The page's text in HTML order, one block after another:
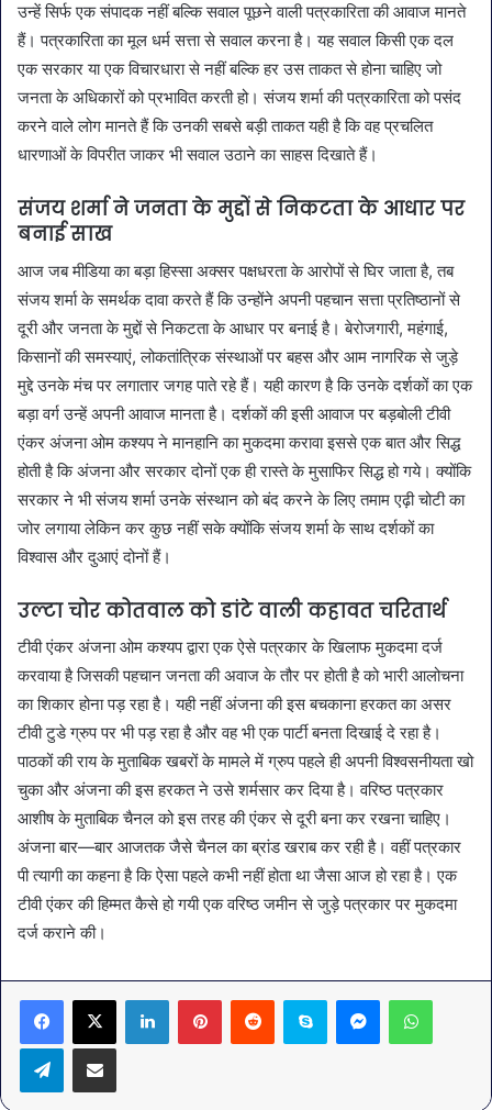
उन्हें सिर्फ एक संपादक नहीं बल्कि सवाल पूछने वाली पत्रकारिता की आवाज मानते
हैं। पत्रकारिता का मूल धर्म सत्ता से सवाल करना है। यह सवाल किसी एक दल
एक सरकार या एक विचारधारा से नहीं बल्कि हर उस ताकत से होना चाहिए जो
जनता के अधिकारों को प्रभावित करती हो। संजय शर्मा की पत्रकारिता को पसंद
करने वाले लोग मानते हैं कि उनकी सबसे बड़ी ताकत यही है कि वह प्रचलित
धारणाओं के विपरीत जाकर भी सवाल उठाने का साहस दिखाते हैं।
संजय शर्मा ने जनता के मुद्दों से निकटता के आधार पर
बनाई साख
आज जब मीडिया का बड़ा हिस्सा अक्सर पक्षधरता के आरोपों से घिर जाता है, तब
संजय शर्मा के समर्थक दावा करते हैं कि उन्होंने अपनी पहचान सत्ता प्रतिष्ठानों से
दूरी और जनता के मुद्दों से निकटता के आधार पर बनाई है। बेरोजगारी, महंगाई,
किसानों की समस्याएं, लोकतांत्रिक संस्थाओं पर बहस और आम नागरिक से जुड़े
मुद्दे उनके मंच पर लगातार जगह पाते रहे हैं। यही कारण है कि उनके दर्शकों का एक
बड़ा वर्ग उन्हें अपनी आवाज मानता है। दर्शकों की इसी आवाज पर बड़बोली टीवी
एंकर अंजना ओम कश्यप ने मानहानि का मुकदमा करावा इससे एक बात और सिद्ध
होती है कि अंजना और सरकार दोनों एक ही रास्ते के मुसाफिर सिद्ध हो गये। क्योंकि
सरकार ने भी संजय शर्मा उनके संस्थान को बंद करने के लिए तमाम एढ़ी चोटी का
जोर लगाया लेकिन कर कुछ नहीं सके क्योंकि संजय शर्मा के साथ दर्शकों का
विश्वास और दुआएं दोनों हैं।
उल्टा चोर कोतवाल को डांटे वाली कहावत चरितार्थ
टीवी एंकर अंजना ओम कश्यप द्वारा एक ऐसे पत्रकार के खिलाफ मुकदमा दर्ज
करवाया है जिसकी पहचान जनता की अवाज के तौर पर होती है को भारी आलोचना
का शिकार होना पड़ रहा है। यही नहीं अंजना की इस बचकाना हरकत का असर
टीवी टुडे ग्रुप पर भी पड़ रहा है और वह भी एक पार्टी बनता दिखाई दे रहा है।
पाठकों की राय के मुताबिक खबरों के मामले में ग्रुप पहले ही अपनी विश्वसनीयता खो
चुका और अंजना की इस हरकत ने उसे शर्मसार कर दिया है। वरिष्ठ पत्रकार
आशीष के मुताबिक चैनल को इस तरह की एंकर से दूरी बना कर रखना चाहिए।
अंजना बार—बार आजतक जैसे चैनल का ब्रांड खराब कर रही है। वहीं पत्रकार
पी त्यागी का कहना है कि ऐसा पहले कभी नहीं होता था जैसा आज हो रहा है। एक
टीवी एंकर की हिम्मत कैसे हो गयी एक वरिष्ठ जमीन से जुड़े पत्रकार पर मुकदमा
दर्ज कराने की।
LinkedInPinterestReddit Skype Messenger
TelegramShare via Email